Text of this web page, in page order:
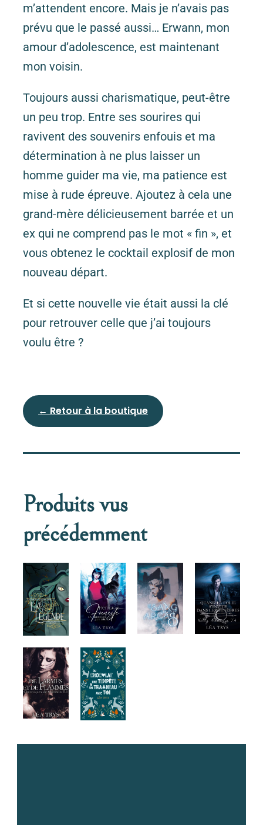
m’attendent encore. Mais je n’avais pas
prévu que le passé aussi… Erwann, mon
amour d’adolescence, est maintenant
mon voisin.
Toujours aussi charismatique, peut-être
un peu trop. Entre ses sourires qui
ravivent des souvenirs enfouis et ma
détermination à ne plus laisser un
homme guider ma vie, ma patience est
mise à rude épreuve. Ajoutez à cela une
grand-mère délicieusement barrée et un
ex qui ne comprend pas le mot « fin », et
vous obtenez le cocktail explosif de mon
nouveau départ.
Et si cette nouvelle vie était aussi la clé
pour retrouver celle que j’ai toujours
voulu être ?
← Retour à la boutique
Produits vus
précédemment